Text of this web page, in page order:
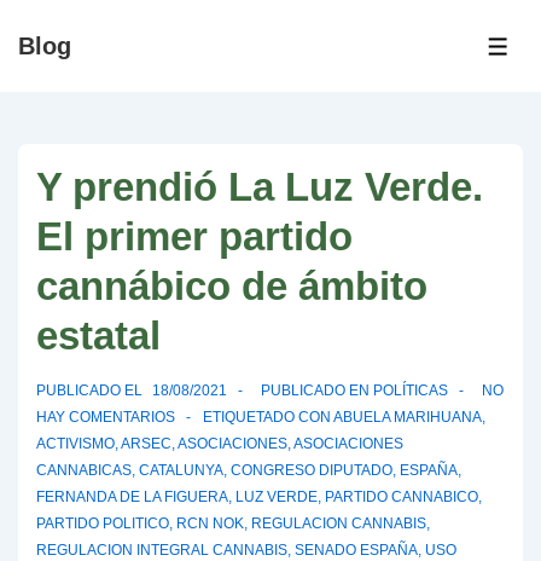
Saltar
Blog
Y prendió La Luz Verde.
El primer partido
cannábico de ámbito
estatal
PUBLICADO EL 18/08/2021 PUBLICADO EN POLÍTICAS
NO
HAY COMENTARIOS
ETIQUETADO CON ABUELA MARIHUANA,
ACTIVISMO,ARSEC,ASOCIACIONES,ASOCIACIONES
CANNABICAS, CATALUNYA, CONGRESO DIPUTADO, ESPAÑA,
FERNANDA DE LA FIGUERA, LUZ VERDE, PARTIDO CANNABICO,
PARTIDO POLITICO, RCN NOK, REGULACION CANNABIS,
REGULACION INTEGRAL CANNABIS, SENADO ESPAÑA, USO